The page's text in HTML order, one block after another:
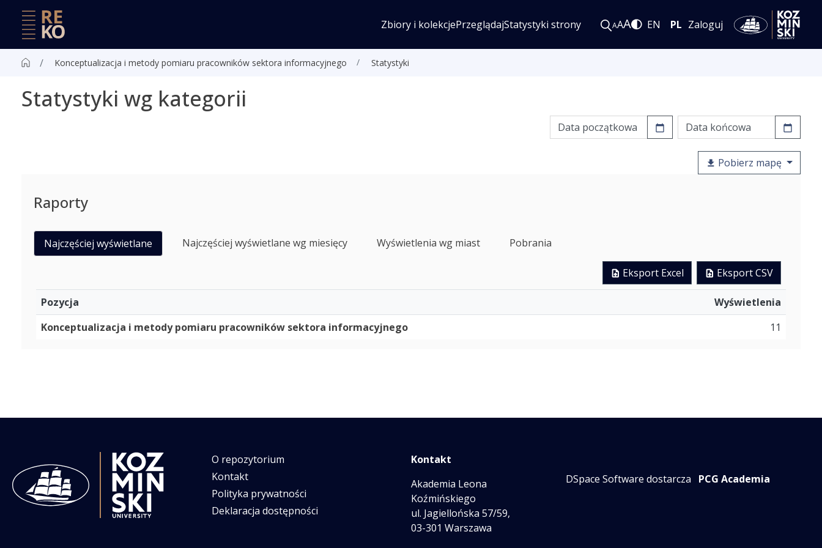
Zbiory i kolekcjePrzeglądajStatystyki strony AAA EN PL Zaloguj
Konceptualizacja i metody pomiaru pracowników sektora informacyjnego Statystyki
Statystyki wg kategorii
Pobierz mapę
Raporty
Najczęściej wyświetlane Najczęściej wyświetlane wg miesięcy Wyświetlenia wg miast Pobrania
Eksport Excel Eksport CSV
Pozycja
Wyświetlenia
Konceptualizacja i metody pomiaru pracowników sektora informacyjnego
11
O repozytorium
Kontakt
Polityka prywatności
Deklaracja dostępności
Kontakt
Akademia Leona
Koźmińskiego
ul. Jagiellońska 57/59,
03-301 Warszawa
DSpace Software dostarcza PCG Academia